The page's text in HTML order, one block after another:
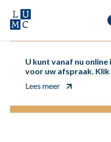
U kunt vanaf nu online
voor uw afspraak.
Lees meer